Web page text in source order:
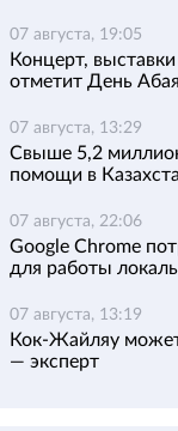
07 августа, 19:05
Концерт,
отметит День Абая
07 августа, 13:29
Свыше 5,2
помощи в
07 августа, 22:06
Google Chrome
для работы
07 августа, 13:19
Кок-Жайляу
— эксперт